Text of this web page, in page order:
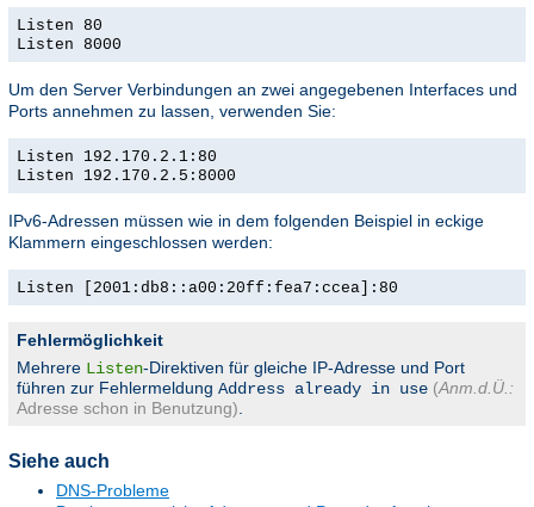
Listen 80
Listen 8000
Um den Server Verbindungen an zwei angegebenen Interfaces und
Ports annehmen zu lassen, verwenden Sie:
Listen 192.170.2.1:80
Listen 192.170.2.5:8000
IPv6-Adressen müssen wie in dem folgenden Beispiel in eckige
Klammern eingeschlossen werden:
Listen [2001:db8::a00:20ff:fea7:ccea]:80
Fehlermöglichkeit
Mehrere Listen-Direktiven für gleiche IP-Adresse und Port
führen zur Fehlermeldung Address already in use (Anm.d.Ü.:
Adresse schon in Benutzung)
Siehe auch
DNS-Probleme